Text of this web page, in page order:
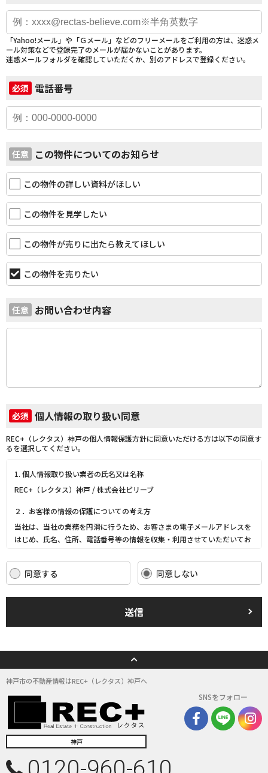
「Yahoo!メール」や「Ｇメール」などのフリーメールをご利用の方は、迷惑メ
ール対策などで登録完了のメールが届かないことがあります。
迷惑メールフォルダを確認していただくか、別のアドレスで登録ください。
必須 電話番号
任意 この物件についてのお知らせ
この物件の詳しい資料がほしい
この物件を見学したい
この物件が売りに出たら教えてほしい
この物件を売りたい
任意 お問い合わせ内容
必須 個人情報の取り扱い同意
REC+（レクタス）神戸の個人情報保護方針に同意いただける方は以下の同意す
るを選択してください。
1. 個人情報取り扱い業者の氏名又は名称
REC+（レクタス）神戸 / 株式会社ビリーブ
２．お客様の情報の保護についての考え方
当社は、当社の業務を円滑に行うため、お客さまの電子メールアドレスを
はじめ、氏名、住所、電話番号等の情報を収集・利用させていただいてお
当社は、これらのお客さまの個人情報（以下「お客さま情報」といいま
す。）の適正な保護を重大な責務と認識し、この責務を果たすために、次
法令を遵守し、適切に取り扱います。また、適宜取扱いの改善に努めま
す。
ます。また、取引先等に対しても適切にお客さま情報を取り扱うように要
(3) お客さま情報の収集に際しては、利用目的を特定して通知または公表
(4) お客さま情報の漏洩、紛失、改ざん等を防止するために必要な 対策を
講じて適切な管理を行います。
(5) 保有するお客さま情報について、お客さま本人からの開示、訂正、削
除、利用停止の依頼を所定の窓口でお受けして、誠意をもって対応いたし
具体的には、以下の内容に従ってお客さま情報の取り扱いをいたします。
同意する 同意しない
送信
神戸市の不動産情報はREC+（レクタス）神戸へ
神戸
SNSをフォロー